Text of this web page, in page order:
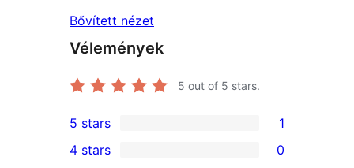
Bővített nézet
Vélemények
5 out of 5 stars.
1
5-
5 stars 1
4 stars 0